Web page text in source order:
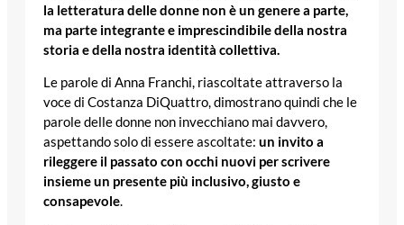
la letteratura delle donne non è un genere a parte,
ma parte integrante e imprescindibile della nostra
storia e della nostra identità collettiva.
Le parole di Anna Franchi, riascoltate attraverso la
voce di Costanza DiQuattro, dimostrano quindi che le
parole delle donne non invecchiano mai davvero,
aspettando solo di essere ascoltate: un invito a
rileggere il passato con occhi nuovi per scrivere
insieme un presente più inclusivo, giusto e
consapevole.